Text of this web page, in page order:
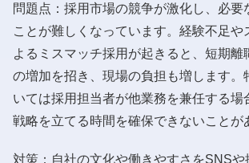
問題点：採用市場の競争が激化し、必要
ことが難しくなっています。経験不足や
よるミスマッチ採用が起きると、短期離
の増加を招き、現場の負担も増します。
いては採用担当者が他業務を兼任する場
戦略を立てる時間を確保できないことが
対策：自社の文化や働きやすさをSNS